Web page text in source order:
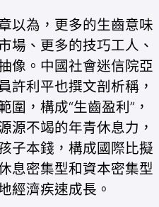
以為，更多的生齒意味
場、更多的技巧工人、
像。中國社會迷信院亞
許利平也撰文剖析稱，
，構成“生齒盈利”，
源不竭的年青休息力，
子本錢，構成國際比擬
息密集型和資本密集型
經濟疾速成長。